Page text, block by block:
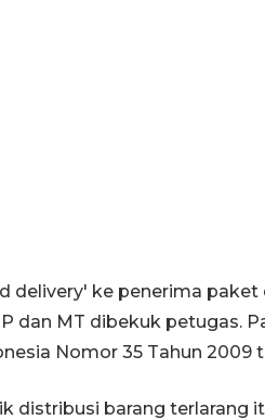
delivery' ke penerima paket
dan MT dibekuk petugas.
Nomor 35 Tahun 2009
distribusi barang terlarang